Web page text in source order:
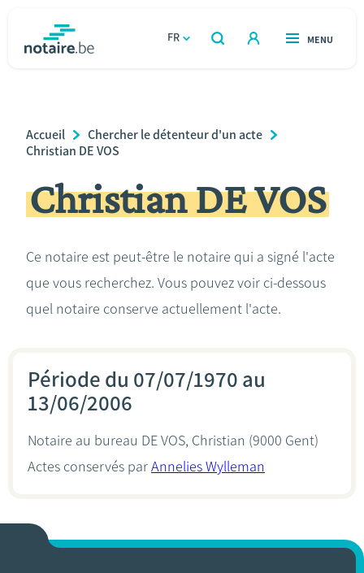
FR
OUVERT
RECHERCHER
OUVERT
MENU
Relations et vivre ensemble
Héritage et donations
Le notaire
Breadcrumb
Accueil
Chercher le détenteur d'un acte
Christian DE VOS
Christian DE VOS
Ce notaire est peut-être le notaire qui a signé l'acte
que vous recherchez. Vous pouvez voir ci-dessous
quel notaire conserve actuellement l'acte.
Période du 07/07/1970 au
13/06/2006
Notaire au bureau DE VOS, Christian (9000 Gent)
Actes conservés parAnnelies Wylleman